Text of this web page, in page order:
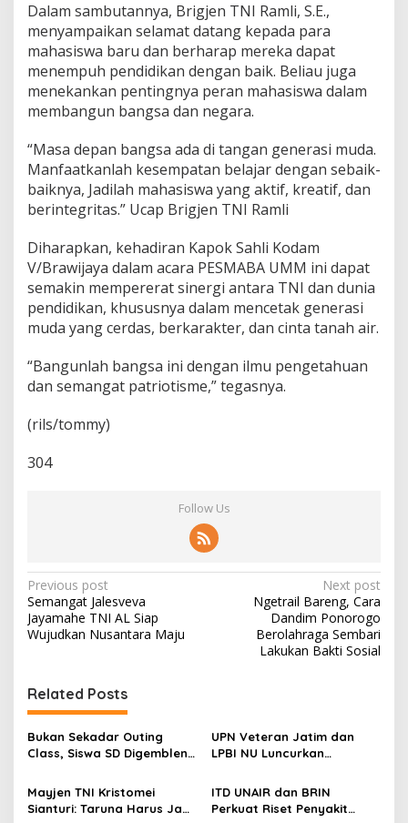
Dalam sambutannya, Brigjen TNI Ramli, S.E.,
menyampaikan selamat datang kepada para
mahasiswa baru dan berharap mereka dapat
menempuh pendidikan dengan baik. Beliau juga
menekankan pentingnya peran mahasiswa dalam
membangun bangsa dan negara.
“Masa depan bangsa ada di tangan generasi muda.
Manfaatkanlah kesempatan belajar dengan sebaik-
baiknya, Jadilah mahasiswa yang aktif, kreatif, dan
berintegritas.” Ucap Brigjen TNI Ramli
Diharapkan, kehadiran Kapok Sahli Kodam
V/Brawijaya dalam acara PESMABA UMM ini dapat
semakin mempererat sinergi antara TNI dan dunia
pendidikan, khususnya dalam mencetak generasi
muda yang cerdas, berkarakter, dan cinta tanah air.
“Bangunlah bangsa ini dengan ilmu pengetahuan
dan semangat patriotisme,” tegasnya.
(rils/tommy)
304
Follow Us
P
o
s
n
a
v
g
Previous post
Semangat Jalesveva
Jayamahe TNI AL Siap
Wujudkan Nusantara Maju
Next post
Ngetrail Bareng, Cara
Dandim Ponorogo
Berolahraga Sembari
Lakukan Bakti Sosial
Related Posts
Bukan Sekadar Outing
Class, Siswa SD Digembleng
UPN Veteran Jatim dan
LPBI NU Luncurkan
Ketangguhan Bencana
Mayjen TNI Kristomei
Sianturi: Taruna Harus Jadi
ITD UNAIR dan BRIN
Perkuat Riset Penyakit